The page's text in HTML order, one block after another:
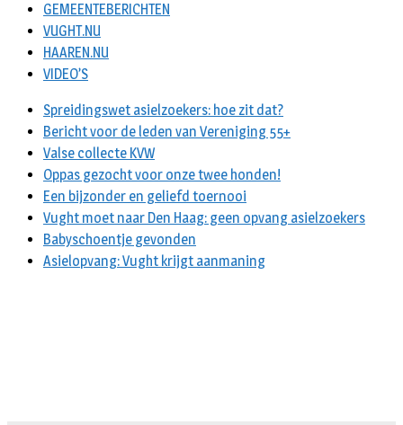
GEMEENTEBERICHTEN
VUGHT.NU
HAAREN.NU
VIDEO’S
Spreidingswet asielzoekers: hoe zit dat?
Bericht voor de leden van Vereniging 55+
Valse collecte KVW
Oppas gezocht voor onze twee honden!
Een bijzonder en geliefd toernooi
Vught moet naar Den Haag: geen opvang asielzoekers
Babyschoentje gevonden
Asielopvang: Vught krijgt aanmaning